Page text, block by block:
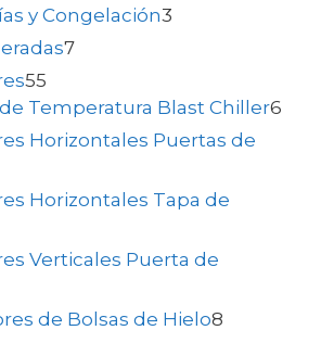
y Congelación3
7
55
Temperatura Blast Chiller6
Horizontales Puertas de
Horizontales Tapa de
Verticales Puerta de
de Bolsas de Hielo8